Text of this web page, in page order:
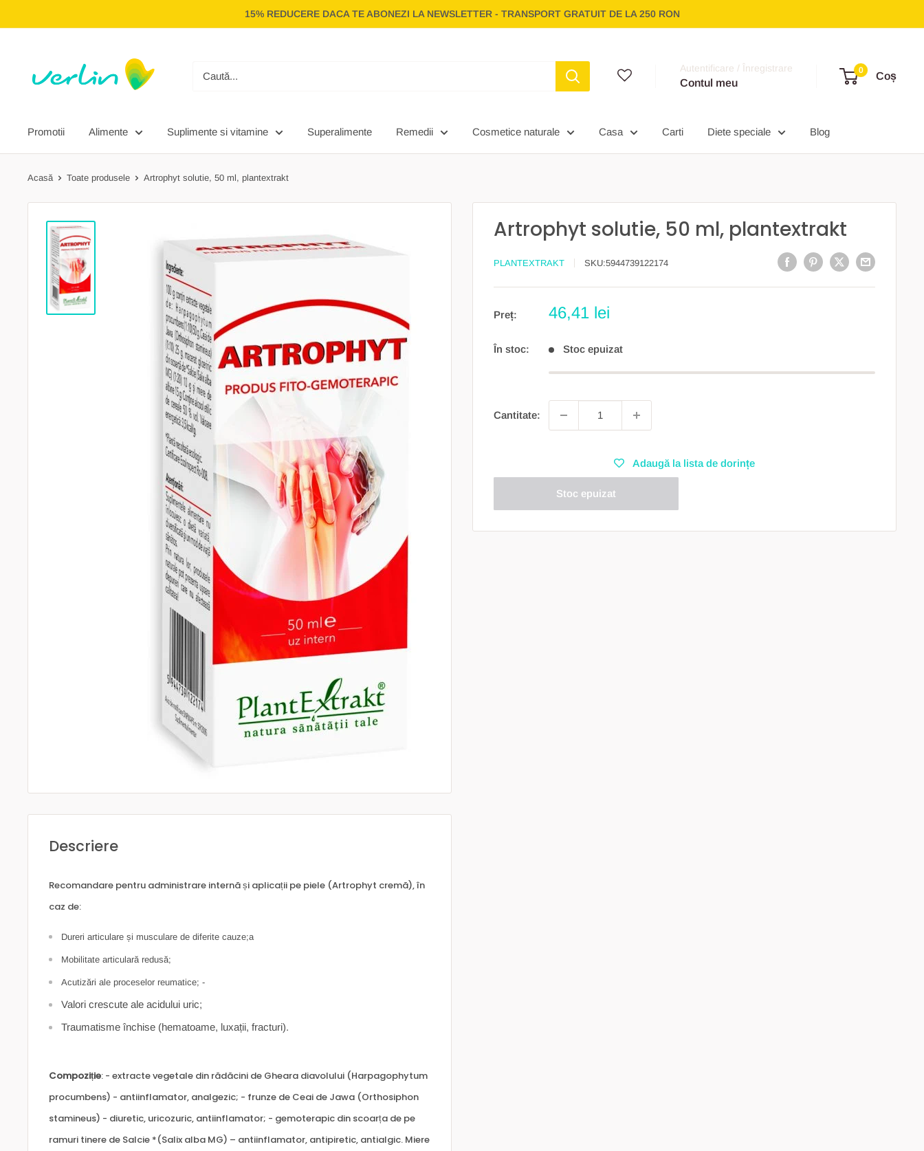
la
15% REDUCERE DACA TE ABONEZI LA NEWSLETTER - TRANSPORT GRATUIT DE LA 250 RON
Autentificare / Înregistrare
Contul meu
0
Coș
Promotii Alimente Suplimente si vitamine Superalimente Remedii Cosmetice naturale Casa Carti Diete speciale Blog
Acasă Toate produsele Artrophyt solutie, 50 ml, plantextrakt
Artrophyt solutie, 50 ml, plantextrakt
PLANTEXTRAKT SKU:5944739122174
Preț:
Preț
46,41 lei
În stoc: Stoc epuizat
Cantitate:
Adaugă la lista de dorințe
Stoc epuizat
Descriere
Recomandare pentru administrare internă și aplicații pe piele (Artrophyt cremă), în
caz de:
Dureri articulare și musculare de diferite cauze;a
Mobilitate articulară redusă;
Acutizări ale proceselor reumatice; -
Valori crescute ale acidului uric;
Traumatisme închise (hematoame, luxații, fracturi).
Compoziție: - extracte vegetale din rădăcini de Gheara diavolului (Harpagophytum
procumbens) - antiinflamator, analgezic; - frunze de Ceai de Jawa (Orthosiphon
stamineus) - diuretic, uricozuric, antiinflamator; - gemoterapic din scoarța de pe
ramuri tinere de Salcie *(Salix alba MG) – antiinflamator, antipiretic, antialgic. Miere